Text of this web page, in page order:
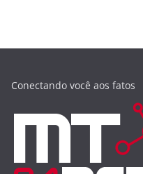
Conectando você aos fatos